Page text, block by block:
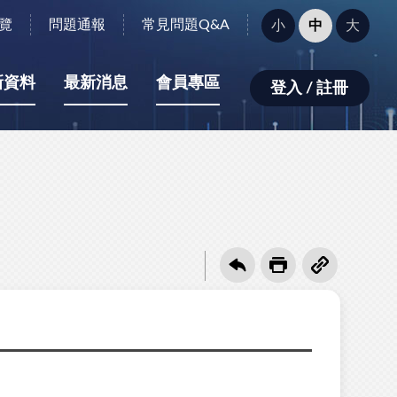
問題通報 常見問題Q&A
字
型
小：
小 中 大
資料 最新消息 會員專區 登入 / 註冊